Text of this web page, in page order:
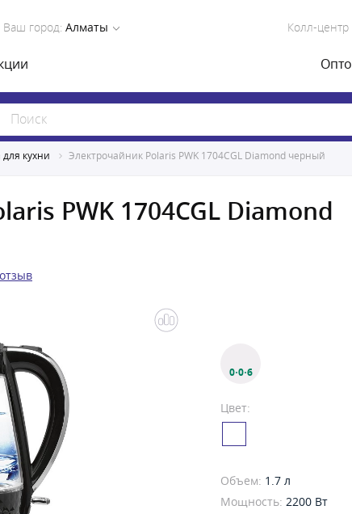
Ваш город: Алматы Колл-центр
кухни Электрочайник Polaris PWK 1704CGL Diamond черный
PWK 1704CGL Diamond
0·0·6
Цвет:
Объем: 1.7 л
Мощность: 2200 Вт